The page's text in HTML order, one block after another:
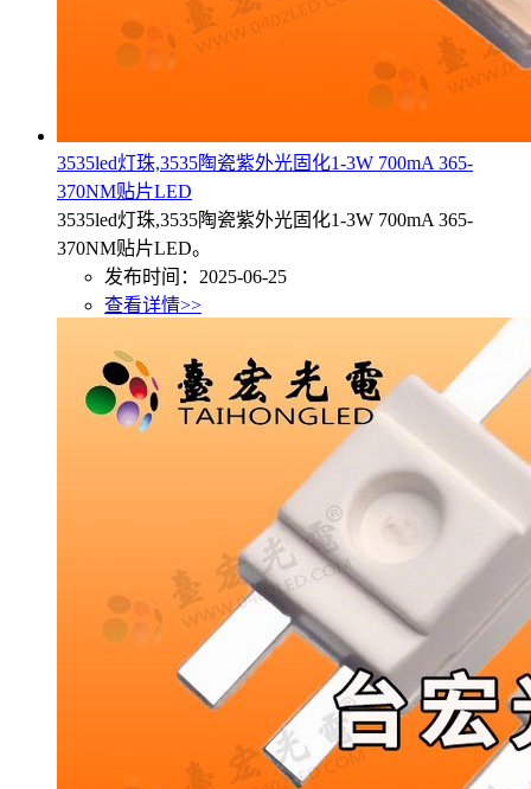
3535led灯珠,3535陶瓷紫外光固化1-3W 700mA 365-
370NM贴片LED
3535led灯珠,3535陶瓷紫外光固化1-3W 700mA 365-
370NM贴片LED。
发布时间：2025-06-25
查看详情>>